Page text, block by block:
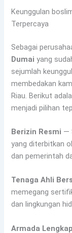
Keunggulan
Terpercaya
Sebagai
Dumai yang
sejumlah
membedakan
Riau. Berikut
menjadi pilihan
Berizin Resmi —
yang diterbitkan
dan pemerintah
Tenaga Ahli
memegang
dan lingkungan
Armada